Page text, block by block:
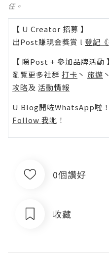
任。
【 U Creator 招募 】
出Post賺現金獎賞 l 登記
【 睇Post + 參加品牌活動 】
瀏覽更多社群 打卡 丶 旅遊 丶
攻略及 活動情報
U Blog開咗WhatsApp啦
Follow 我哋 ！
0個讚好
收藏